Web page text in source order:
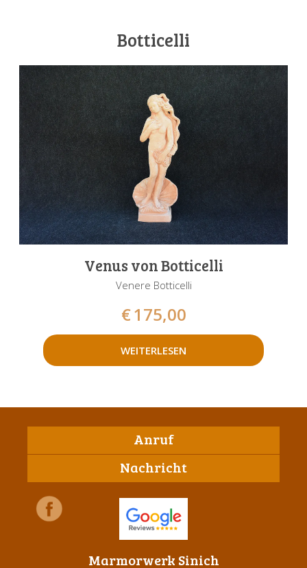
Botticelli
Venus von Botticelli
Venere Botticelli
€175,00
WEITERLESEN
Anruf
Nachricht
Marmorwerk Sinich